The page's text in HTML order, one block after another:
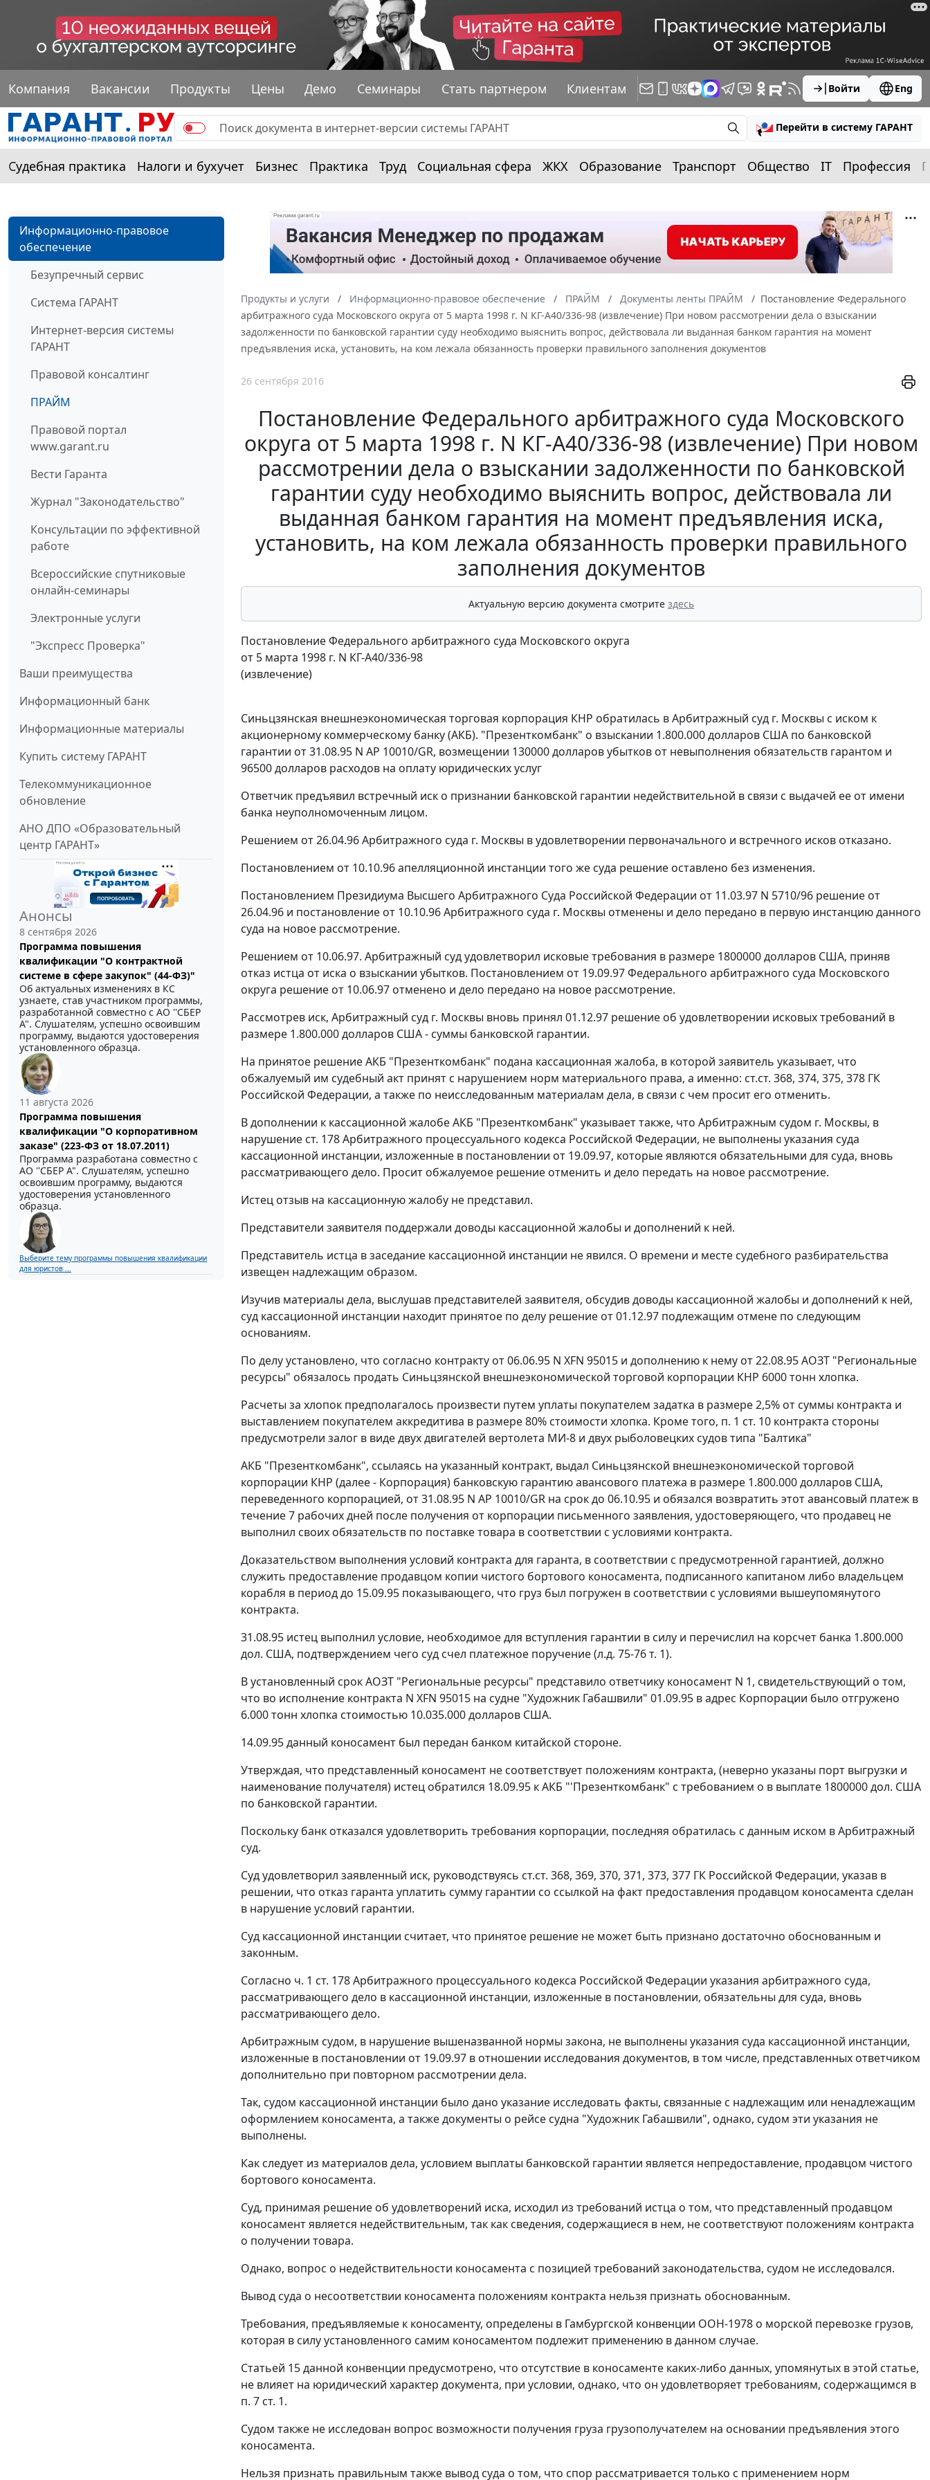
Компания Вакансии Продукты Цены Демо Семинары Стать партнером Клиентам Войти Eng
Перейти в систему ГАРАНТ
Судебная практика Налоги и бухучет Бизнес Практика Труд Социальная сфера ЖКХ Образование Транспорт Общество IT Профессия
Информационно-правовое
обеспечение
Безупречный сервис
Система ГАРАНТ
Интернет-версия системы
ГАРАНТ
Правовой консалтинг
ПРАЙМ
Правовой портал
www.garant.ru
Вести Гаранта
Журнал "Законодательство"
Консультации по эффективной
работе
Всероссийские спутниковые
онлайн-семинары
Электронные услуги
"Экспресс Проверка"
Ваши преимущества
Информационный банк
Информационные материалы
Купить систему ГАРАНТ
Телекоммуникационное
обновление
АНО ДПО «Образовательный
центр ГАРАНТ»
Анонсы
8 сентября 2026
Программа повышения
квалификации "О контрактной
системе в сфере закупок" (44-ФЗ)"
Об актуальных изменениях в КС
узнаете, став участником программы,
разработанной совместно с АО ''СБЕР
А". Слушателям, успешно освоившим
программу, выдаются удостоверения
установленного образца.
11 августа 2026
Программа повышения
квалификации "О корпоративном
заказе" (223-ФЗ от 18.07.2011)
Программа разработана совместно с
АО ''СБЕР А". Слушателям, успешно
освоившим программу, выдаются
удостоверения установленного
образца.
Выберите тему программы повышения квалификации
для юристов ...
Продукты и услуги Информационно-правовое обеспечение ПРАЙМ Документы ленты ПРАЙМ
Постановление Федерального
арбитражного суда Московского округа от 5 марта 1998 г. N КГ-А40/336-98 (извлечение) При новом рассмотрении дела о взыскании
задолженности по банковской гарантии суду необходимо выяснить вопрос, действовала ли выданная банком гарантия на момент
предъявления иска, установить, на ком лежала обязанность проверки правильного заполнения документов
26 сентября 2016
Постановление Федерального арбитражного суда Московского
округа от 5 марта 1998 г. N КГ-А40/336-98 (извлечение) При новом
рассмотрении дела о взыскании задолженности по банковской
гарантии суду необходимо выяснить вопрос, действовала ли
выданная банком гарантия на момент предъявления иска,
установить, на ком лежала обязанность проверки правильного
заполнения документов
Актуальную версию документа смотрите здесь
Постановление Федерального арбитражного суда Московского округа
от 5 марта 1998 г. N КГ-А40/336-98
(извлечение)
Синьцзянская внешнеэкономическая торговая корпорация КНР обратилась в Арбитражный суд г. Москвы с иском к
акционерному коммерческому банку (АКБ). "Презенткомбанк" о взыскании 1.800.000 долларов США по банковской
гарантии от 31.08.95 N АР 10010/GR, возмещении 130000 долларов убытков от невыполнения обязательств гарантом и
96500 долларов расходов на оплату юридических услуг
Ответчик предъявил встречный иск о признании банковской гарантии недействительной в связи с выдачей ее от имени
банка неуполномоченным лицом.
Решением от 26.04.96 Арбитражного суда г. Москвы в удовлетворении первоначального и встречного исков отказано.
Постановлением от 10.10.96 апелляционной инстанции того же суда решение оставлено без изменения.
Постановлением Президиума Высшего Арбитражного Суда Российской Федерации от 11.03.97 N 5710/96 решение от
26.04.96 и постановление от 10.10.96 Арбитражного суда г. Москвы отменены и дело передано в первую инстанцию данного
суда на новое рассмотрение.
Решением от 10.06.97. Арбитражный суд удовлетворил исковые требования в размере 1800000 долларов США, приняв
отказ истца от иска о взыскании убытков. Постановлением от 19.09.97 Федерального арбитражного суда Московского
округа решение от 10.06.97 отменено и дело передано на новое рассмотрение.
Рассмотрев иск, Арбитражный суд г. Москвы вновь принял 01.12.97 решение об удовлетворении исковых требований в
размере 1.800.000 долларов США - суммы банковской гарантии.
На принятое решение АКБ "Презенткомбанк" подана кассационная жалоба, в которой заявитель указывает, что
обжалуемый им судебный акт принят с нарушением норм материального права, а именно: ст.ст. 368, 374, 375, 378 ГК
Российской Федерации, а также по неисследованным материалам дела, в связи с чем просит его отменить.
В дополнении к кассационной жалобе АКБ "Презенткомбанк" указывает также, что Арбитражным судом г. Москвы, в
нарушение ст. 178Арбитражного процессуального кодекса Российской Федерации, не выполнены указания суда
кассационной инстанции, изложенные в постановлении от 19.09.97, которые являются обязательными для суда, вновь
рассматривающего дело. Просит обжалуемое решение отменить и дело передать на новое рассмотрение.
Истец отзыв на кассационную жалобу не представил.
Представители заявителя поддержали доводы кассационной жалобы и дополнений к ней.
Представитель истца в заседание кассационной инстанции не явился. О времени и месте судебного разбирательства
извещен надлежащим образом.
Изучив материалы дела, выслушав представителей заявителя, обсудив доводы кассационной жалобы и дополнений к ней,
суд кассационной инстанции находит принятое по делу решение от 01.12.97 подлежащим отмене по следующим
основаниям.
По делу установлено, что согласно контракту от 06.06.95 N ХFN 95015 и дополнению к нему от 22.08.95 АОЗТ "Региональные
ресурсы" обязалось продать Синьцзянской внешнеэкономической торговой корпорации КНР 6000 тонн хлопка.
Расчеты за хлопок предполагалось произвести путем уплаты покупателем задатка в размере 2,5% от суммы контракта и
выставлением покупателем аккредитива в размере 80% стоимости хлопка. Кроме того, п. 1 ст. 10 контракта стороны
предусмотрели залог в виде двух двигателей вертолета МИ-8 и двух рыболовецких судов типа "Балтика"
АКБ "Презенткомбанк", ссылаясь на указанный контракт, выдал Синьцзянской внешнеэкономической торговой
корпорации КНР (далее - Корпорация) банковскую гарантию авансового платежа в размере 1.800.000 долларов США,
переведенного корпорацией, от 31.08.95 N АР 10010/GR на срок до 06.10.95 и обязался возвратить этот авансовый платеж в
течение 7 рабочих дней после получения от корпорации письменного заявления, удостоверяющего, что продавец не
выполнил своих обязательств по поставке товара в соответствии с условиями контракта.
Доказательством выполнения условий контракта для гаранта, в соответствии с предусмотренной гарантией, должно
служить предоставление продавцом копии чистого бортового коносамента, подписанного капитаном либо владельцем
корабля в период до 15.09.95 показывающего, что груз был погружен в соответствии с условиями вышеупомянутого
контракта.
31.08.95 истец выполнил условие, необходимое для вступления гарантии в силу и перечислил на корсчет банка 1.800.000
дол. США, подтверждением чего суд счел платежное поручение (л.д. 75-76 т. 1).
В установленный срок АОЗТ "Региональные ресурсы" представило ответчику коносамент N 1, свидетельствующий о том,
что во исполнение контракта N ХFN 95015 на судне "Художник Габашвили" 01.09.95 в адрес Корпорации было отгружено
6.000 тонн хлопка стоимостью 10.035.000 долларов США.
14.09.95 данный коносамент был передан банком китайской стороне.
Утверждая, что представленный коносамент не соответствует положениям контракта, (неверно указаны порт выгрузки и
наименование получателя) истец обратился 18.09.95 к АКБ "'Презенткомбанк" с требованием о в выплате 1800000 дол. США
по банковской гарантии.
Поскольку банк отказался удовлетворить требования корпорации, последняя обратилась с данным иском в Арбитражный
суд.
Суд удовлетворил заявленный иск, руководствуясь ст.ст. 368, 369, 370, 371, 373, 377 ГК Российской Федерации, указав в
решении, что отказ гаранта уплатить сумму гарантии со ссылкой на факт предоставления продавцом коносамента сделан
в нарушение условий гарантии.
Суд кассационной инстанции считает, что принятое решение не может быть признано достаточно обоснованным и
законным.
Согласно ч. 1 ст. 178Арбитражного процессуального кодекса Российской Федерации указания арбитражного суда,
рассматривающего дело в кассационной инстанции, изложенные в постановлении, обязательны для суда, вновь
рассматривающего дело.
Арбитражным судом, в нарушение вышеназванной нормы закона, не выполнены указания суда кассационной инстанции,
изложенные в постановлении от 19.09.97 в отношении исследования документов, в том числе, представленных ответчиком
дополнительно при повторном рассмотрении дела.
Так, судом кассационной инстанции было дано указание исследовать факты, связанные с надлежащим или ненадлежащим
оформлением коносамента, а также документы о рейсе судна "Художник Габашвили", однако, судом эти указания не
выполнены.
Как следует из материалов дела, условием выплаты банковской гарантии является непредоставление, продавцом чистого
бортового коносамента.
Суд, принимая решение об удовлетворений иска, исходил из требований истца о том, что представленный продавцом
коносамент является недействительным, так как сведения, содержащиеся в нем, не соответствуют положениям контракта
о получении товара.
Однако, вопрос о недействительности коносамента с позицией требований законодательства, судом не исследовался.
Вывод суда о несоответствии коносамента положениям контракта нельзя признать обоснованным.
Требования, предъявляемые к коносаменту, определены в Гамбургской конвенции ООН-1978 о морской перевозке грузов,
которая в силу установленного самим коносаментом подлежит применению в данном случае.
Статьей 15данной конвенции предусмотрено, что отсутствие в коносаменте каких-либо данных, упомянутых в этой статье,
не влияет на юридический характер документа, при условии, однако, что он удовлетворяет требованиям, содержащимся в
п. 7 ст. 1.
Судом также не исследован вопрос возможности получения груза грузополучателем на основании предъявления этого
коносамента.
Нельзя признать правильным также вывод суда о том, что спор рассматривается только с применением норм